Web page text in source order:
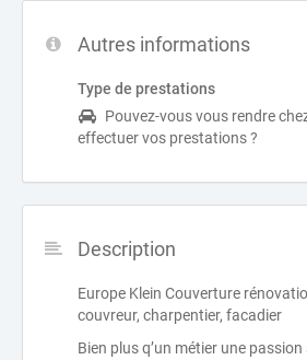
Autres informations
Type de prestations
Pouvez-vous vous rendre
effectuer vos prestations ?
Description
Europe Klein Couverture
couvreur, charpentier, facadier
Bien plus q’un métier une